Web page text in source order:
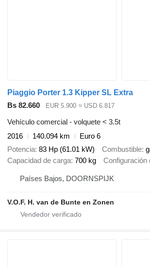
Piaggio Porter 1.3 Kipper SL Extra
Bs 82.660
EUR 5.900 ≈ USD 6.817
Vehículo comercial - volquete < 3.5t
2016
140.094 km
Euro 6
Potencia 83 Hp (61.01 kW) Combustible
Capacidad de carga 700 kg Configuración
Países Bajos, DOORNSPIJK
V.O.F. H. van de Bunte en Zonen